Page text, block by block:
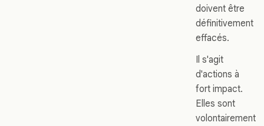
doivent être
définitivement
effacés.
Il s'agit
d'actions à
fort impact.
Elles sont
volontairement